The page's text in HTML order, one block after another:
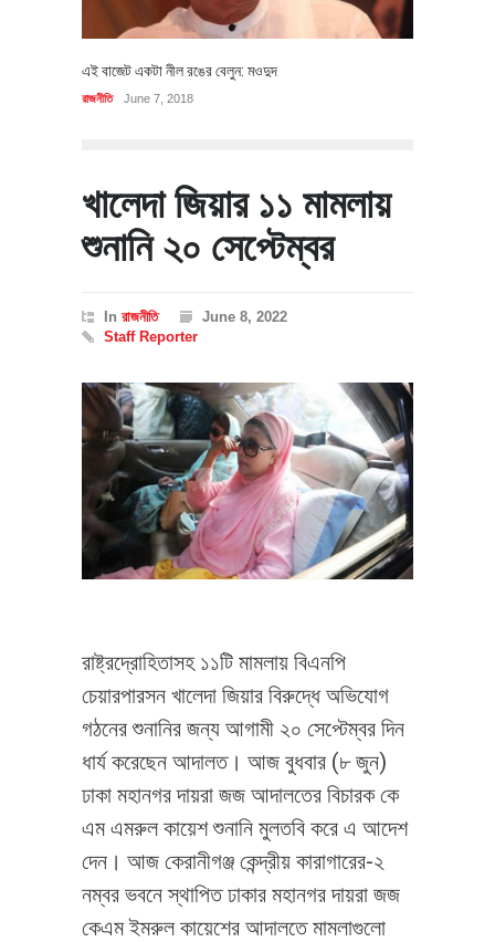
এই বাজেট একটা নীল রঙের বেলুন: মওদুদ
রাজনীতি June 7, 2018
খালেদা জিয়ার ১১ মামলায়
শুনানি ২০ সেপ্টেম্বর
In রাজনীতি
June 8, 2022
Staff Reporter
রাষ্ট্রদ্রোহিতাসহ ১১টি মামলায় বিএনপি
চেয়ারপারসন খালেদা জিয়ার বিরুদ্ধে অভিযোগ
গঠনের শুনানির জন্য আগামী ২০ সেপ্টেম্বর দিন
ধার্য করেছেন আদালত। আজ বুধবার (৮ জুন)
ঢাকা মহানগর দায়রা জজ আদালতের বিচারক কে
এম এমরুল কায়েশ শুনানি মুলতবি করে এ আদেশ
দেন। আজ কেরানীগঞ্জ কেন্দ্রীয় কারাগারের-২
নম্বর ভবনে স্থাপিত ঢাকার মহানগর দায়রা জজ
কেএম ইমরুল কায়েশের আদালতে মামলাগুলো